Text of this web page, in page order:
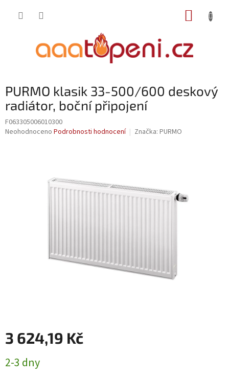
PURMO klasik 33-500/600 deskový
radiátor, boční připojení
F063305006010300
Průměrné
Neohodnoceno Podrobnosti hodnocení Značka: PURMO
3 624,19 Kč
cena:
2-3 dny